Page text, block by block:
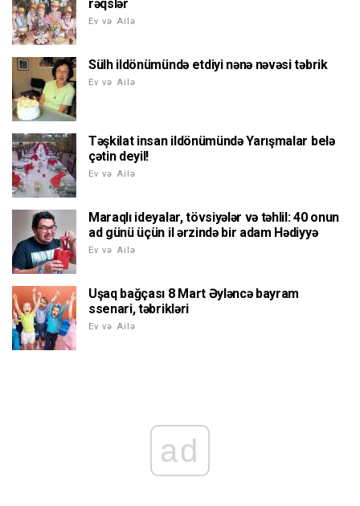
rəqslər
Ev və Ailə
Sülh ildönümündə etdiyi nənə nəvəsi təbrik
Ev və Ailə
Təşkilat insan ildönümündə Yarışmalar belə
çətin deyil!
Ev və Ailə
Maraqlı ideyalar, tövsiyələr və təhlil: 40 onun
ad günü üçün il ərzində bir adam Hədiyyə
Ev və Ailə
Uşaq bağçası 8 Mart Əyləncə bayram
ssenari, təbrikləri
Ev və Ailə
ad